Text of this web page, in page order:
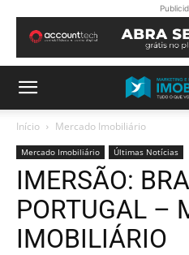
Início Mercado Imobiliário
Mercado Imobiliário Últimas Notícias
IMERSÃO:
PORTUGAL –
IMOBILIÁRIO